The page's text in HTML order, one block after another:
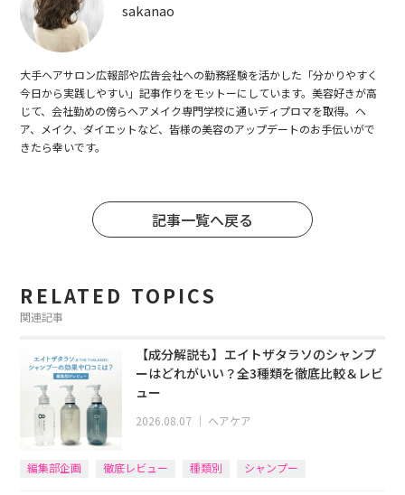
sakanao
大手ヘアサロン広報部や広告会社への勤務経験を活かした「分かりやすく
今日から実践しやすい」記事作りをモットーにしています。美容好きが高
じて、会社勤めの傍らヘアメイク専門学校に通いディプロマを取得。ヘ
ア、メイク、ダイエットなど、皆様の美容のアップデートのお手伝いがで
きたら幸いです。
記事一覧へ戻る
RELATED TOPICS
関連記事
【成分解説も】エイトザタラソのシャンプ
ーはどれがいい？全3種類を徹底比較＆レビ
ュー
2026.08.07 ｜ ヘアケア
編集部企画 徹底レビュー 種類別 シャンプー